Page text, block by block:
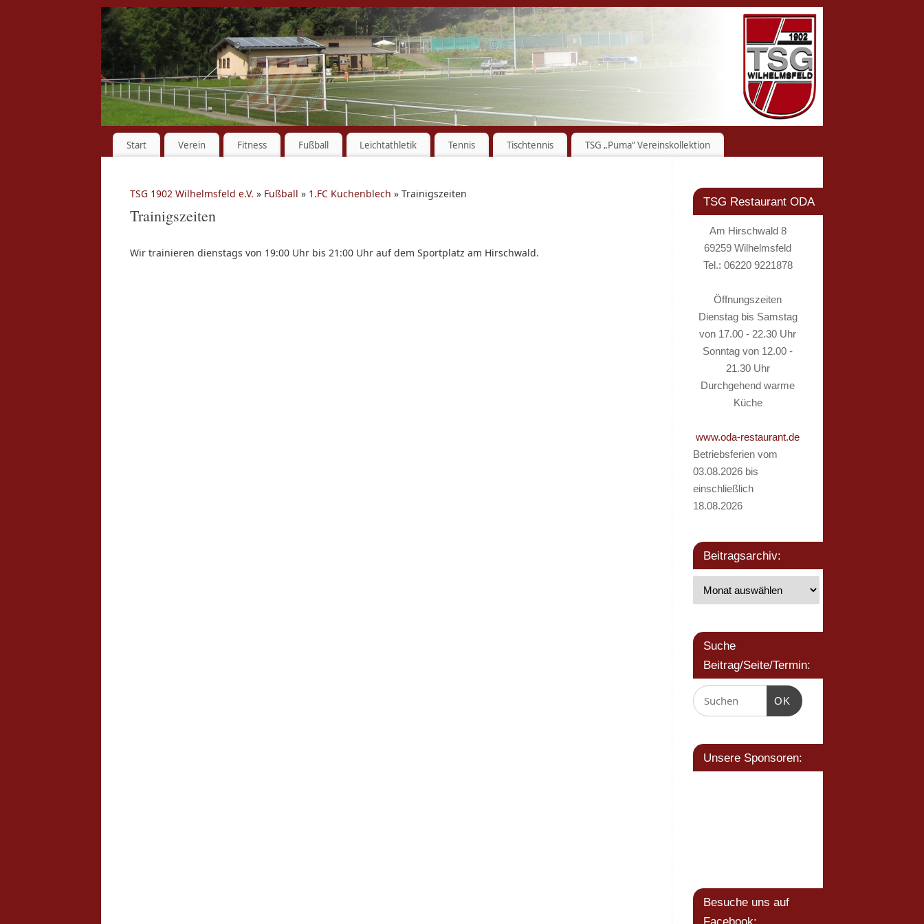
Start Verein Fitness Fußball Leichtathletik Tennis Tischtennis TSG „Puma“ Vereinskollektion
TSG 1902 Wilhelmsfeld e.V. » Fußball » 1.FC Kuchenblech » Trainigszeiten
Trainigszeiten
Wir trainieren dienstags von 19:00 Uhr bis 21:00 Uhr auf dem Sportplatz am Hirschwald.
TSG Restaurant ODA
Am Hirschwald 8
69259 Wilhelmsfeld
Tel.: 06220 9221878
Öffnungszeiten
Dienstag bis Samstag
von 17.00 - 22.30 Uhr
Sonntag von 12.00 -
21.30 Uhr
Durchgehend warme
Küche
www.oda-restaurant.de
Betriebsferien vom
03.08.2026 bis
einschließlich
18.08.2026
Beitragsarchiv:
Suche
Beitrag/Seite/Termin:
OK
Unsere Sponsoren:
Besuche uns auf
Facebook: